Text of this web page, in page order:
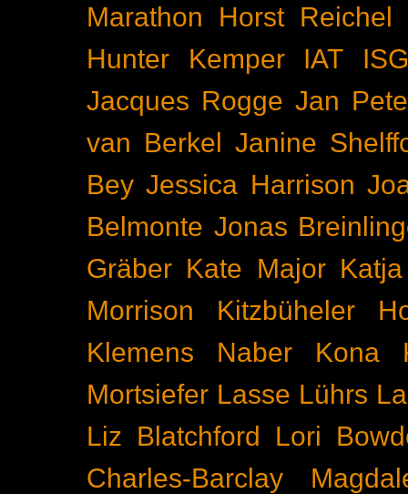
Marathon
Horst Reichel
Hunter Kemper
IAT
Jacques Rogge Jan
van Berkel Janine
Bey Jessica Harrison
Belmonte Jonas
Gräber Kate Major
Morrison
Kitzbüheler
Klemens Naber
Kona
Mortsiefer Lasse Lührs
Liz Blatchford
Lori
Charles-Barclay